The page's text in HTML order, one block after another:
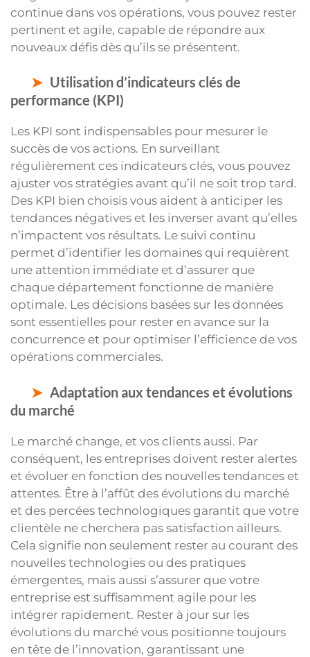
continue dans vos opérations, vous pouvez rester
pertinent et agile, capable de répondre aux
nouveaux défis dès qu’ils se présentent.
Utilisation d’indicateurs clés de
performance (KPI)
Les KPI sont indispensables pour mesurer le
succès de vos actions. En surveillant
régulièrement ces indicateurs clés, vous pouvez
ajuster vos stratégies avant qu’il ne soit trop tard.
Des KPI bien choisis vous aident à anticiper les
tendances négatives et les inverser avant qu’elles
n’impactent vos résultats. Le suivi continu
permet d’identifier les domaines qui requièrent
une attention immédiate et d’assurer que
chaque département fonctionne de manière
optimale. Les décisions basées sur les données
sont essentielles pour rester en avance sur la
concurrence et pour optimiser l’efficience de vos
opérations commerciales.
Adaptation aux tendances et évolutions
du marché
Le marché change, et vos clients aussi. Par
conséquent, les entreprises doivent rester alertes
et évoluer en fonction des nouvelles tendances et
attentes. Être à l’affût des évolutions du marché
et des percées technologiques garantit que votre
clientèle ne cherchera pas satisfaction ailleurs.
Cela signifie non seulement rester au courant des
nouvelles technologies ou des pratiques
émergentes, mais aussi s’assurer que votre
entreprise est suffisamment agile pour les
intégrer rapidement. Rester à jour sur les
évolutions du marché vous positionne toujours
en tête de l’innovation, garantissant une